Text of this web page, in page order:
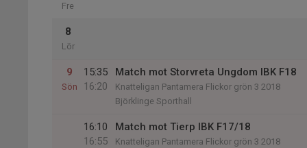
Fre
8
Lör
9
Sön
15:35
16:20
Match mot Storvreta Ungdom IBK F18
Knatteligan Pantamera Flickor grön 3 2018
Björklinge Sporthall
16:10
16:55
Match mot Tierp IBK F17/18
Knatteligan Pantamera Flickor grön 3 2018